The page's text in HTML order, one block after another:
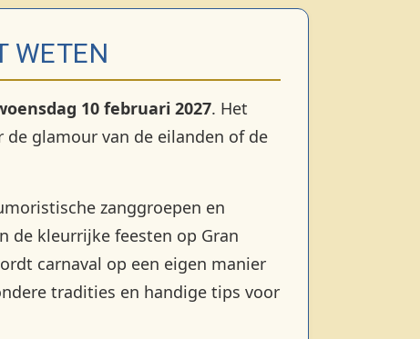
WETEN
10 februari 2027. Het
glamour van de eilanden of de
zanggroepen en
de kleurrijke feesten op Gran
carnaval op een eigen manier
tradities en handige tips voor